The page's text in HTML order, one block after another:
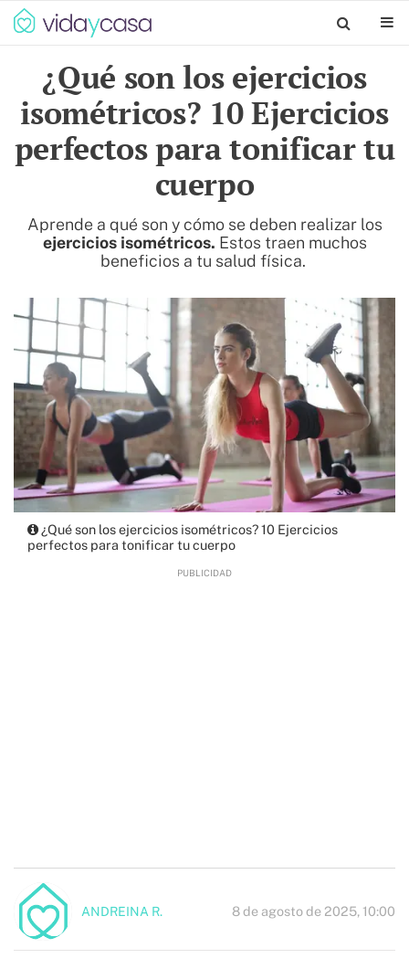
¿Qué son los ejercicios
isométricos? 10 Ejercicios
perfectos para tonificar tu
cuerpo
Aprende a qué son y cómo se deben realizar los
ejercicios isométricos. Estos traen muchos
beneficios a tu salud física.
¿Qué son los ejercicios isométricos? 10 Ejercicios
perfectos para tonificar tu cuerpo
ANDREINA R. 8 de agosto de 2025, 10:00